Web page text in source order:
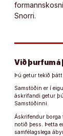
Snorri.
Við þurfum á
Þú getur tekið
Samstöðin er í
áskrifandi getur
Samstöðinni.
Áskrifendur borga
notið þess. Þetta
samfélagslega